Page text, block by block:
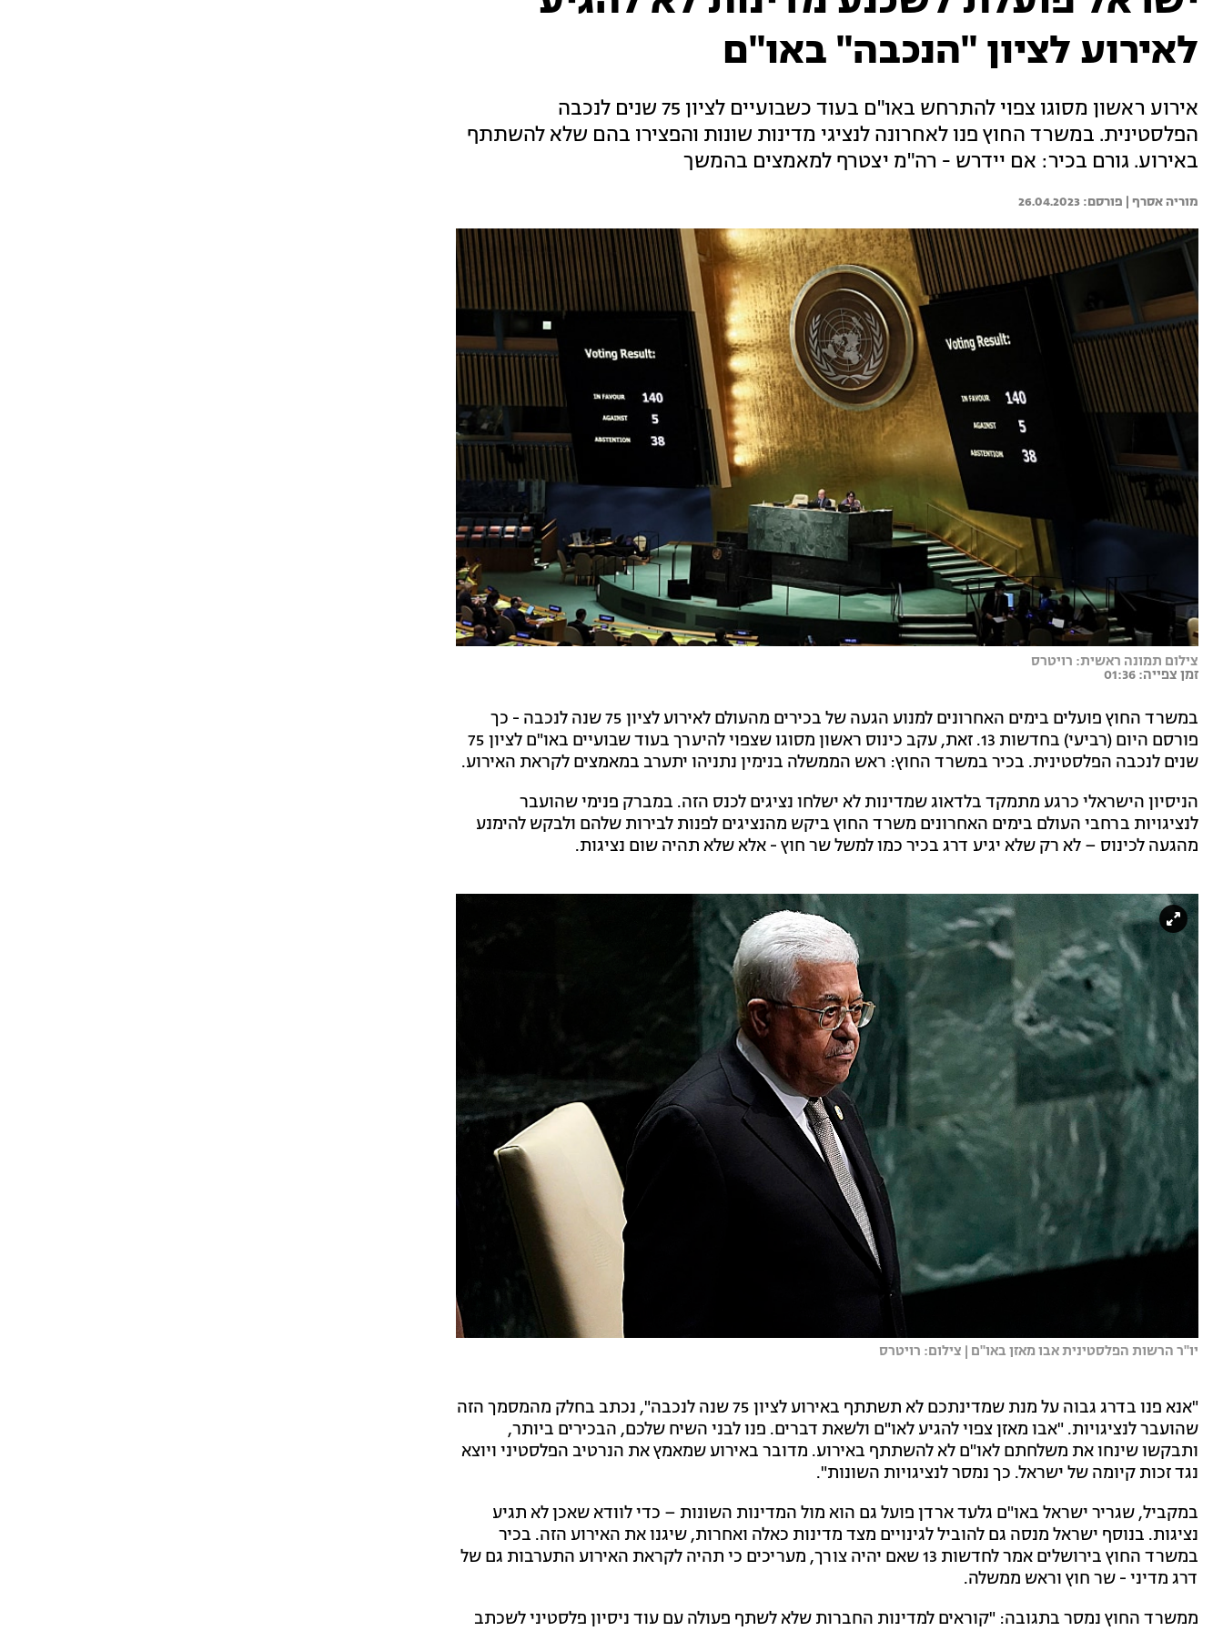
לאירוע לציון "הנכבה" באו"ם
אירוע ראשון מסוגו צפוי להתרחש באו"ם בעוד כשבועיים לציון 75 שנים לנכבה
הפלסטינית. במשרד החוץ פנו לאחרונה לנציגי מדינות שונות והפצירו בהם שלא להשתתף
באירוע. גורם בכיר: אם יידרש - רה"מ יצטרף למאמצים בהמשך
מוריה אסרף | 26.04.2023
צילום תמונה ראשית: רויטרס
זמן צפייה: 01:36
במשרד החוץ פועלים בימים האחרונים למנוע הגעה של בכירים מהעולם לאירוע לציון 75 שנה לנכבה - כך
פורסם היום (רביעי) בחדשות 13. זאת, עקב כינוס ראשון מסוגו שצפוי להיערך בעוד שבועיים באו"ם לציון 75
שנים לנכבה הפלסטינית. בכיר במשרד החוץ: ראש הממשלה בנימין נתניהו יתערב במאמצים לקראת האירוע.
הניסיון הישראלי כרגע מתמקד בלדאוג שמדינות לא ישלחו נציגים לכנס הזה. במברק פנימי שהועבר
לנציגויות ברחבי העולם בימים האחרונים משרד החוץ ביקש מהנציגים לפנות לבירות שלהם ולבקש להימנע
מהגעה לכינוס – לא רק שלא יגיע דרג בכיר כמו למשל שר חוץ - אלא שלא תהיה שום נציגות.
יו''ר הרשות הפלסטינית אבו מאזן באו''ם | צילום: רויטרס
"אנא פנו בדרג גבוה על מנת שמדינתכם לא תשתתף באירוע לציון 75 שנה לנכבה", נכתב בחלק מהמסמך הזה
שהועבר לנציגויות. "אבו מאזן צפוי להגיע לאו"ם ולשאת דברים. פנו לבני השיח שלכם, הבכירים ביותר,
ותבקשו שינחו את משלחתם לאו"ם לא להשתתף באירוע. מדובר באירוע שמאמץ את הנרטיב הפלסטיני ויוצא
נגד זכות קיומה של ישראל. כך נמסר לנציגויות השונות".
במקביל, שגריר ישראל באו"ם גלעד ארדן פועל גם הוא מול המדינות השונות – כדי לוודא שאכן לא תגיע
נציגות. בנוסף ישראל מנסה גם להוביל לגינויים מצד מדינות כאלה ואחרות, שיגנו את האירוע הזה. בכיר
במשרד החוץ בירושלים אמר לחדשות 13 שאם יהיה צורך, מעריכים כי תהיה לקראת האירוע התערבות גם של
דרג מדיני - שר חוץ וראש ממשלה.
ממשרד החוץ נמסר בתגובה: "קוראים למדינות החברות שלא לשתף פעולה עם עוד ניסיון פלסטיני לשכתב